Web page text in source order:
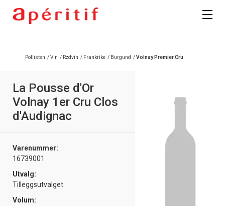
Pollisten /Vin / Rødvin / Frankrike / Burgund /Volnay Premier Cru
La Pousse d'Or
Volnay 1er Cru Clos
d'Audignac
Varenummer:
16739001
Utvalg:
Tilleggsutvalget
Volum: